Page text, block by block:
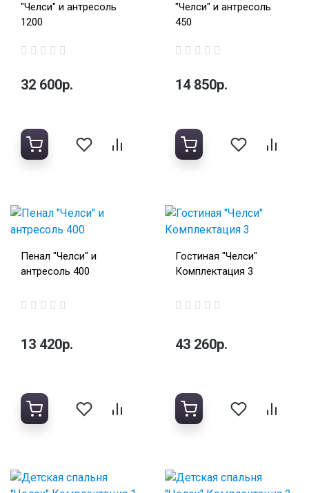
"Челси" и антресоль
1200
32 600р.
"Челси" и антресоль
450
14 850р.
Пенал "Челси" и
антресоль 400
13 420р.
Гостиная "Челси"
Комплектация 3
43 260р.